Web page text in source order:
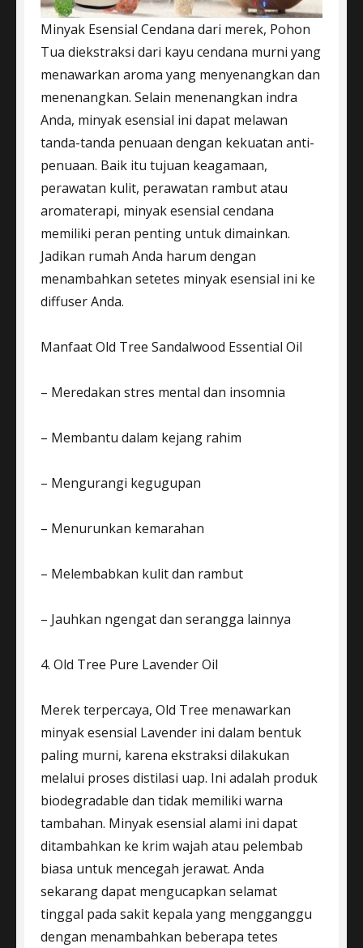
Minyak Esensial Cendana dari merek, Pohon
Tua diekstraksi dari kayu cendana murni yang
menawarkan aroma yang menyenangkan dan
menenangkan. Selain menenangkan indra
Anda, minyak esensial ini dapat melawan
tanda-tanda penuaan dengan kekuatan anti-
penuaan. Baik itu tujuan keagamaan,
perawatan kulit, perawatan rambut atau
aromaterapi, minyak esensial cendana
memiliki peran penting untuk dimainkan.
Jadikan rumah Anda harum dengan
menambahkan setetes minyak esensial ini ke
diffuser Anda.
Manfaat Old Tree Sandalwood Essential Oil
– Meredakan stres mental dan insomnia
– Membantu dalam kejang rahim
– Mengurangi kegugupan
– Menurunkan kemarahan
– Melembabkan kulit dan rambut
– Jauhkan ngengat dan serangga lainnya
4. Old Tree Pure Lavender Oil
Merek terpercaya, Old Tree menawarkan
minyak esensial Lavender ini dalam bentuk
paling murni, karena ekstraksi dilakukan
melalui proses distilasi uap. Ini adalah produk
biodegradable dan tidak memiliki warna
tambahan. Minyak esensial alami ini dapat
ditambahkan ke krim wajah atau pelembab
biasa untuk mencegah jerawat. Anda
sekarang dapat mengucapkan selamat
tinggal pada sakit kepala yang mengganggu
dengan menambahkan beberapa tetes